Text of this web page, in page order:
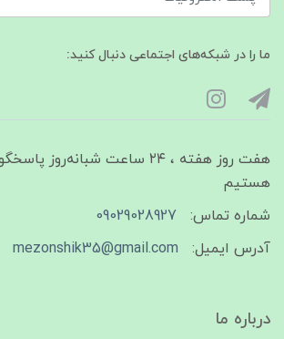
ما را در شبکه‌های اجتماعی دنبال کنید:
هفت روز هفته ، ۲۴ ساعت شبانه‌روز
هستیم
شماره تماس:
09029028927
آدرس ایمیل:
mezonshik35@gmail.com
درباره ما